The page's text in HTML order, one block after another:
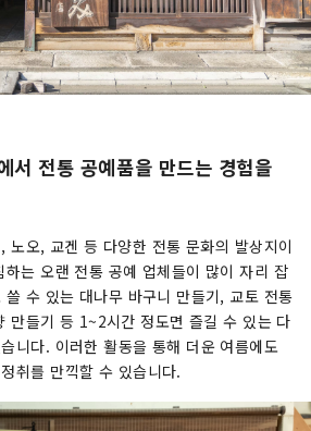
서 전통 공예품을 만드는 경험을
노오, 교겐 등 다양한 전통 문화의 발상지이
는 오랜 전통 공예 업체들이 많이 자리 잡
수 있는 대나무 바구니 만들기, 교토 전통
만들기 등 1~2시간 정도면 즐길 수 있는 다
니다. 이러한 활동을 통해 더운 여름에도
취를 만끽할 수 있습니다.